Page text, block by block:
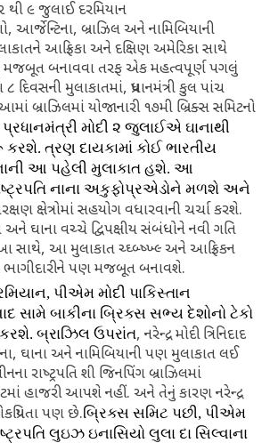
૨ થી ૯ જુલાઈ દરમિયાન
, આર્જેન્‍ટિના, બ્રાઝિલ અને નામિબિયાની
આફ્રિકા અને દક્ષિણ અમેરિકા સાથે
મજબૂત બનાવવા તરફ એક મહત્‍વપૂર્ણ પગલું
દિવસની મુલાકાતમાં, પ્રધાનમંત્રી કુલ પાંચ
બ્રાઝિલમાં યોજાનારી ૧૭મી બ્રિક્‍સ સમિટનો
પ્રધાનમંત્રી મોદી ૨ જુલાઈએ ઘાનાથી
ત્રણ દાયકામાં કોઈ ભારતીય
આ પહેલી મુલાકાત હશે. આ
નાના અકુફોપ્રએડોને મળશે અને
ક્ષેત્રોમાં સહયોગ વધારવાની ચર્ચા કરશે.
ઘાના વચ્‍ચે દ્વિપક્ષીય સંબંધોને નવી ગતિ
સાથે, આ મુલાકાત ચ્‍ઘ્‍બ્‍ષ્‍ખ્‍લ્‍ અને આફ્રિકન
ભાગીદારીને પણ મજબૂત બનાવશે.
, પીએમ મોદી પાકિસ્‍તાન
સામે બાકીના બ્રિક્‍સ સભ્‍ય દેશોનો ટેકો
બ્રાઝિલ ઉપરાંત, નરેન્‍દ્ર મોદી ત્રિનિદાદ
ઘાના અને નામિબિયાની પણ મુલાકાત લઈ
રાષ્‍ટ્રપતિ શી જિનપિંગ બ્રાઝિલમાં
હાજરી આપશે નહીં. અને તેનું કારણ નરેન્‍દ્ર
પણ છે.બ્રિક્‍સ સમિટ પછી, પીએમ
લુઇઝ ઇનાસિયો લુલા દા સિલ્‍વાના